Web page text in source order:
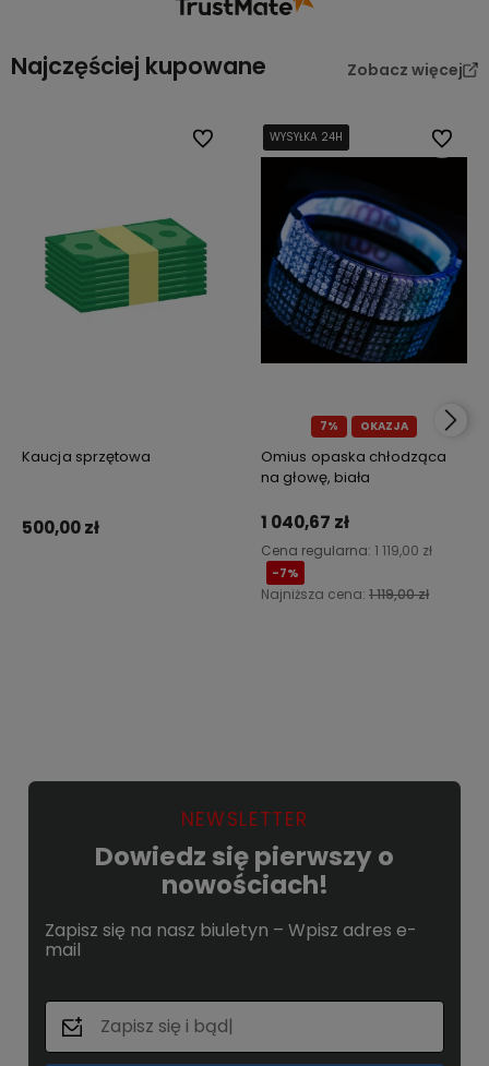
Najczęściej kupowane Zobacz więcej
Kaucja sprzętowa
500,00 zł
Do ulubionych
7% OKAZJA
WYSYŁKA 24H
WYSYŁKA 24H
WYSYŁKA 24H
WYSYŁKA 24H
Omius opaska chłodząca
na głowę, biała
1 040,67 zł
Cena regularna: 1 119,00 zł
-7%
Najniższa cena: 1 119,00 zł
Do
NEWSLETTER
Dowiedz się pierwszy o
nowościach!
Zapisz się na nasz biuletyn – Wpisz adres e-
mail